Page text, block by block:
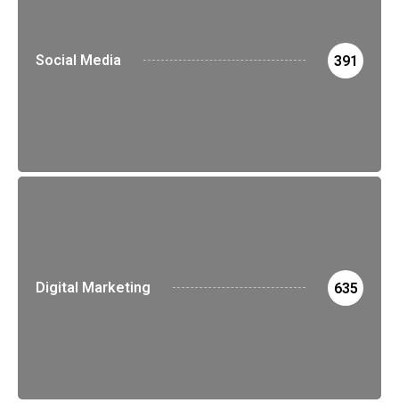
Social Media 391
Digital Marketing 635